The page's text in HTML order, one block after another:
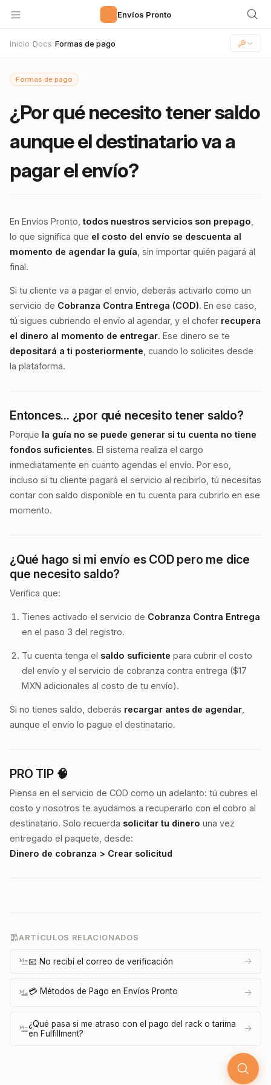
Envíos Pronto
Inicio› Docs› Formas de pago
Formas de pago
¿Por qué necesito tener saldo
aunque el destinatario va a
pagar el envío?
En Envíos Pronto,todos nuestros servicios son prepago
lo que significa que el costo del envío se descuenta al
momento de agendar la guía , sin importar quién pagará al
final.
Si tu cliente va a pagar el envío, deberás activarlo como un
servicio de Cobranza Contra Entrega (COD). En ese caso,
tú sigues cubriendo el envío al agendar, y el chofer recupera
el dinero al momento de entregar. Ese dinero se te
depositará a ti posteriormente , cuando lo solicites desde
la plataforma.
Entonces... ¿por qué necesito tener saldo?
Porque la guía no se puede generar si tu cuenta no tiene
fondos suficientes. El sistema realiza el cargo
inmediatamente en cuanto agendas el envío. Por eso,
incluso si tu cliente pagará el servicio al recibirlo, tú necesitas
contar con saldo disponible en tu cuenta para cubrirlo en ese
momento.
¿Qué hago si mi envío es COD pero me dice
que necesito saldo?
Verifica que:
Tienes activado el servicio de Cobranza Contra Entrega
en el paso 3 del registro.
Tu cuenta tenga el saldo suficiente para cubrir el costo
del envío y el servicio de cobranza contra entrega ($17
MXN adicionales al costo de tu envío).
Si no tienes saldo, deberás recargar antes de agendar
aunque el envío lo pague el destinatario.
PRO TIP 🧠
Piensa en el servicio de COD como un adelanto: tú cubres el
costo y nosotros te ayudamos a recuperarlo con el cobro al
destinatario. Solo recuerda solicitar tu dinero una vez
entregado el paquete, desde:
Dinero de cobranza > Crear solicitud
ARTÍCULOS RELACIONADOS
📧 No recibí el correo de verificación
💳 Métodos de Pago en Envíos Pronto
¿Qué pasa si me atraso con el pago del rack o tarima
en Fulfillment?